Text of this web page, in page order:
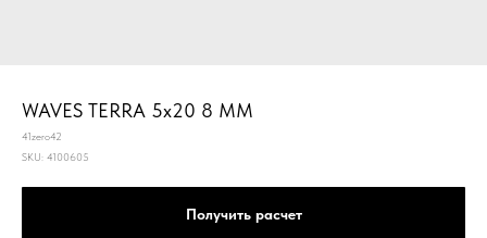
WAVES TERRA 5x20 8 MM
41zero42
SKU: 4100605
Получить расчет